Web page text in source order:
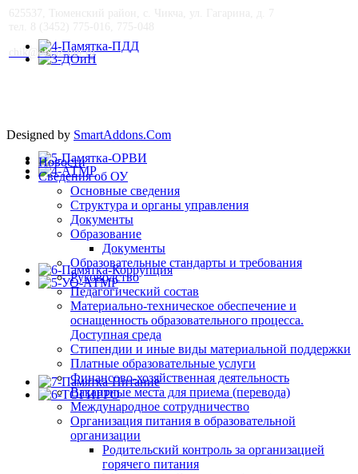
сhik@obraz-tmr.ru
Designed by SmartAddons.Com
Новости
Сведения об ОУ
Основные сведения
Структура и органы управления
Документы
Образование
Документы
Образовательные стандарты и требования
Руководство
Педагогический состав
Материально-техническое обеспечение и
оснащенность образовательного процесса.
Доступная среда
Стипендии и иные виды материальной поддержки
Платные образовательные услуги
Финансово-хозяйственная деятельность
Вакантные места для приема (перевода)
Международное сотрудничество
Организация питания в образовательной
организации
Родительский контроль за организацией
горячего питания